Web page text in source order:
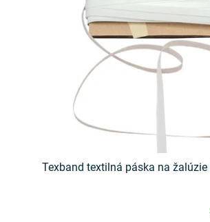
Texband textilná páska na žalúzie